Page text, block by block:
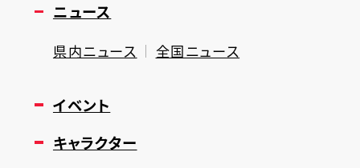
ニュース
県内ニュース 全国ニュース
イベント
キャラクター